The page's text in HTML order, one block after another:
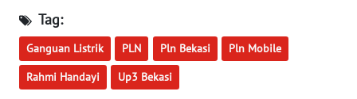
Tag:
Ganguan Listrik PLN Pln Bekasi Pln Mobile
Rahmi Handayi Up3 Bekasi
WN
BABEL